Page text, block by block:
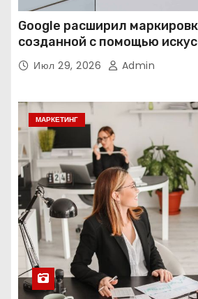
Google расширил
созданной с помощью
интеллекта
Июл 29, 2026 Admin
МАРКЕТИНГ